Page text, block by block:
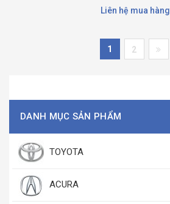
Liên hệ mua hàng
1 2
DANH MỤC SẢN PHẨM
TOYOTA
ACURA